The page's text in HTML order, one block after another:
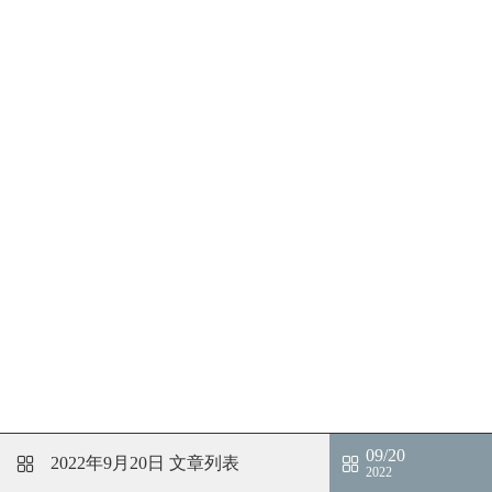
2022年9月20日 文章列表 09/20
2022